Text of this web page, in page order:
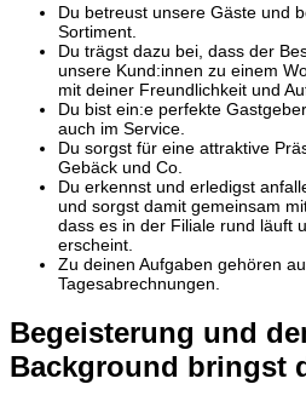
Du betreust unsere Gäste und
Sortiment.
Du trägst dazu bei, dass der
unsere Kund:innen zu einem
mit deiner Freundlichkeit und
Du bist ein:e perfekte
auch im Service.
Du sorgst für eine attraktive
Gebäck und Co.
Du erkennst und erledigst
und sorgst damit gemeinsam
dass es in der Filiale rund läuft
erscheint.
Zu deinen Aufgaben gehören
Tagesabrechnungen.
Begeisterung und
Background bringst